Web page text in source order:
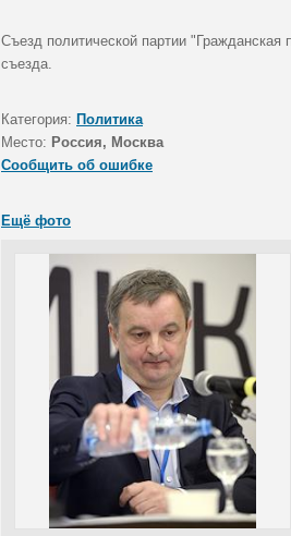
Съезд политической партии
съезда.
Категория: Политика
Место: Россия, Москва
Сообщить об ошибке
Ещё фото